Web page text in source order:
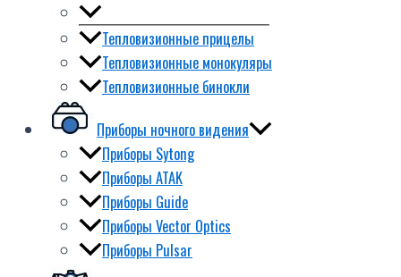
Тепловизионные прицелы
Тепловизионные монокуляры
Тепловизионные бинокли
Приборы ночного видения
Приборы Sytong
Приборы ATAK
Приборы Guide
Приборы Vector Optics
Приборы Pulsar